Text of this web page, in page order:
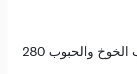
أكتيفيا مشروب الخوخ والحبوب 280